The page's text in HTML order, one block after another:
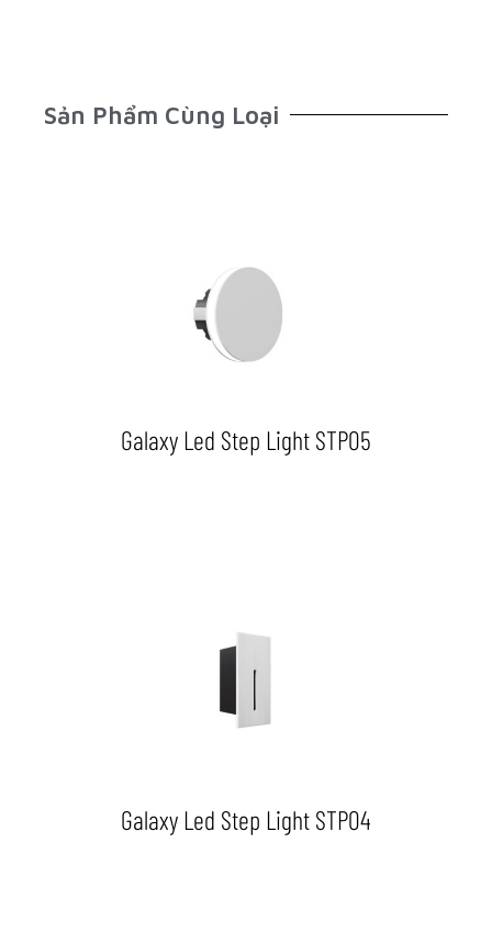
Sản Phẩm Cùng Loại
Galaxy Led Step Light STP05
Galaxy Led Step Light STP04